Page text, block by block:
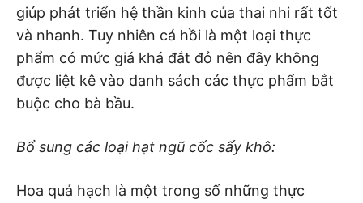
giúp phát triển hệ thần kinh của thai nhi rất tốt
và nhanh. Tuy nhiên cá hồi là một loại thực
phẩm có mức giá khá đắt đỏ nên đây không
được liệt kê vào danh sách các thực phẩm bắt
buộc cho bà bầu.
Bổ sung các loại hạt ngũ cốc sấy khô:
Hoa quả hạch là một trong số những thực